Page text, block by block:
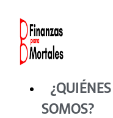
contenido
¿QUIÉNES
SOMOS?